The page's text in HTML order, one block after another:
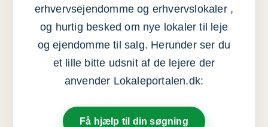
erhvervsejendomme og erhvervslokaler ,
og hurtig besked om nye lokaler til leje
og ejendomme til salg. Herunder ser du
et lille bitte udsnit af de lejere der
anvender Lokaleportalen.dk:
Få hjælp til din søgning